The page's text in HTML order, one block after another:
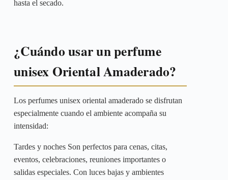
hasta el secado.
¿Cuándo usar un perfume
unisex Oriental Amaderado?
Los perfumes unisex oriental amaderado se disfrutan
especialmente cuando el ambiente acompaña su
intensidad:
Tardes y noches Son perfectos para cenas, citas,
eventos, celebraciones, reuniones importantes o
salidas especiales. Con luces bajas y ambientes